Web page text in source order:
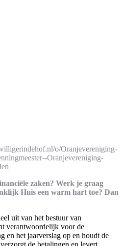
o/Oranjevereniging-
Oranjevereniging-
zaken? Werk je graag
Huis een warm hart toe? Dan
uit van het bestuur van
verantwoordelijk voor de
en het jaarverslag op en houdt de
de betalingen en levert